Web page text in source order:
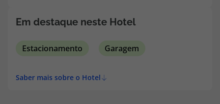
Em destaque neste Hotel
Estacionamento Garagem
Saber mais sobre o Hotel